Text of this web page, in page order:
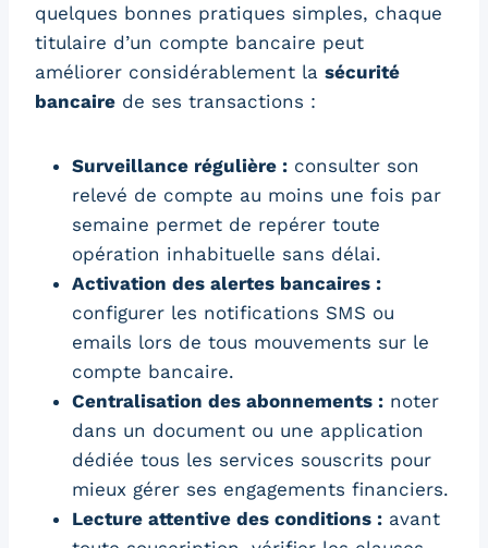
quelques bonnes pratiques simples, chaque
titulaire d’un compte bancaire peut
améliorer considérablement la sécurité
bancaire de ses transactions :
Surveillance régulière : consulter son
relevé de compte au moins une fois par
semaine permet de repérer toute
opération inhabituelle sans délai.
Activation des alertes bancaires :
configurer les notifications SMS ou
emails lors de tous mouvements sur le
compte bancaire.
Centralisation des abonnements : noter
dans un document ou une application
dédiée tous les services souscrits pour
mieux gérer ses engagements financiers.
Lecture attentive des conditions : avant